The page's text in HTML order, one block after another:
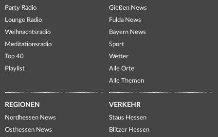
Party Radio
Lounge Radio
Weihnachtsradio
Meditationsradio
Top 40
Playlist
Gießen News
Fulda News
Bayern News
Sport
Wetter
Alle Orte
Alle Themen
REGIONEN
Nordhessen News
Osthessen News
VERKEHR
Staus Hessen
Blitzer Hessen